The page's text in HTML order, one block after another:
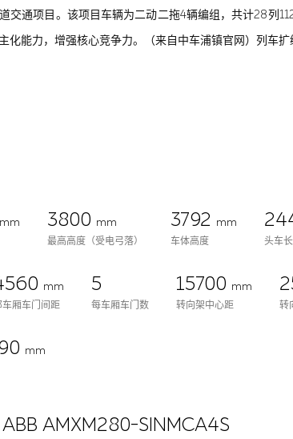
通项目。该项目车辆为二动二拖4辆编组，共计28列
能力，增强核心竞争力。（来自中车浦镇官网）列车扩
mm
3800 mm
最高高度（受电弓落）
3792
mm
车体高度
头车
mm
车厢车门间距
5
每车厢车门数
15700 mm
转向架中心距
转
mm
ABB AMXM280-SINMCA4S